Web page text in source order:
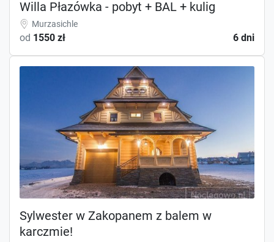
Willa Płazówka - pobyt + BAL + kulig
Murzasichle
od 1550 zł 6 dni
Sylwester w Zakopanem z balem w
karczmie!